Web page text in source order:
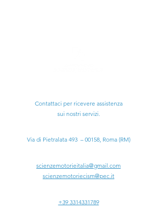
Contattaci per ricevere assistenza
sui nostri servizi.
Via di Pietralata 493 – 00158, Roma (RM)
scienzemotorieitalia@gmail.com
scienzemotoriecism@pec.it
+39 3314331789